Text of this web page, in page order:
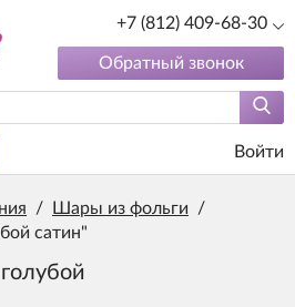
+7 (812) 409-68-30
Обратный звонок
Войти
/ Шары из фольги
/
сатин"